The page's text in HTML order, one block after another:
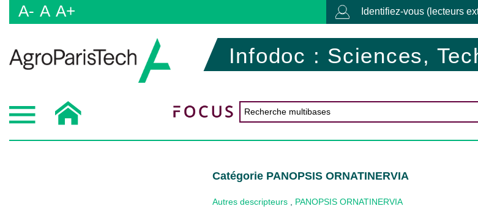
A- A A+ Identifiez-vous (lecteurs
Infodoc : Sciences,
Catégorie PANOPSIS ORNATINERVIA
Autres descripteurs PANOPSIS ORNATINERVIA